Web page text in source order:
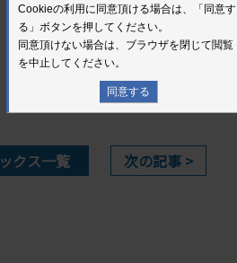
クス一覧 次の記事 >
Cookieの利用に同意頂ける場合は、「同意す
る」ボタンを押してください。
同意頂けない場合は、ブラウザを閉じて閲覧
を中止してください。
同意する